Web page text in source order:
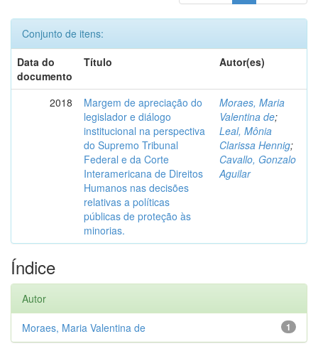
Conjunto de itens:
Data do
documento
Título Autor(es)
2018
Margem de apreciação do
legislador e diálogo
institucional na perspectiva
do Supremo Tribunal
Federal e da Corte
Interamericana de Direitos
Humanos nas decisões
relativas a políticas
públicas de proteção às
minorias.
Moraes, Maria
Valentina de;
Leal, Mônia
Clarissa Hennig;
Cavallo, Gonzalo
Aguilar
Índice
Autor
1
Moraes, Maria Valentina de